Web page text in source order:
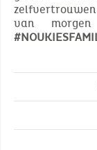
van